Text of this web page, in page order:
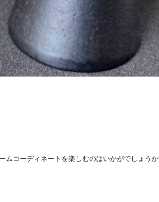
ムコーディネートを楽しむのはいかがでしょう